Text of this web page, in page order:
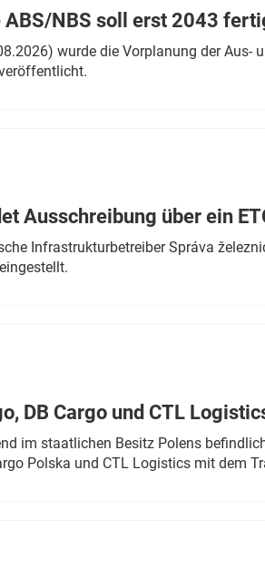
ABS/NBS soll erst 2043
wurde die Vorplanung der
Ausschreibung über ein
Infrastrukturbetreiber Správa
DB Cargo und CTL
im staatlichen Besitz Polens
Polska und CTL Logistics mit dem